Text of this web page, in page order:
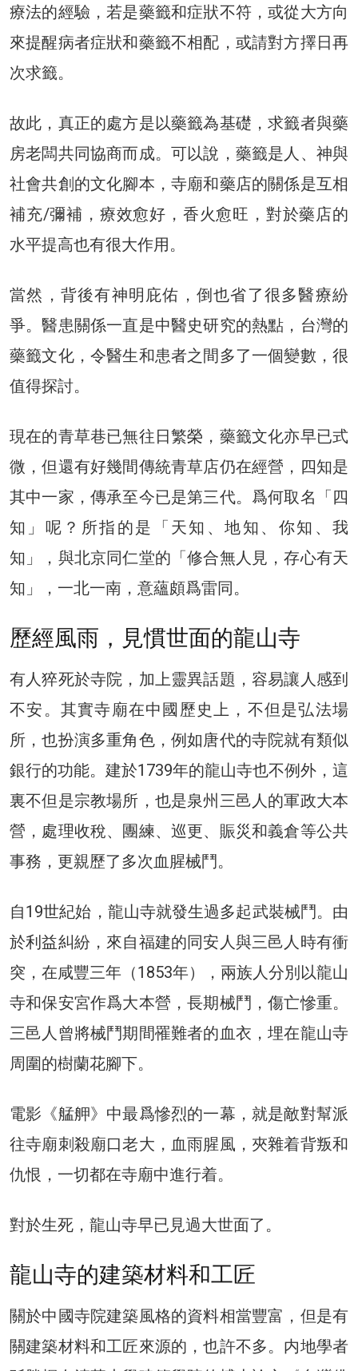
療法的經驗，若是藥籤和症狀不符，或從大方向
來提醒病者症狀和藥籤不相配，或請對方擇日再
次求籤。
故此，真正的處方是以藥籤為基礎，求籤者與藥
房老闆共同協商而成。可以說，藥籤是人、神與
社會共創的文化腳本，寺廟和藥店的關係是互相
補充/彌補，療效愈好，香火愈旺，對於藥店的
水平提高也有很大作用。
當然，背後有神明庇佑，倒也省了很多醫療紛
爭。醫患關係一直是中醫史研究的熱點，台灣的
藥籤文化，令醫生和患者之間多了一個變數，很
值得探討。
現在的青草巷已無往日繁榮，藥籤文化亦早已式
微，但還有好幾間傳統青草店仍在經營，四知是
其中一家，傳承至今已是第三代。爲何取名「四
知」呢？所指的是「天知、地知、你知、我
知」，與北京同仁堂的「修合無人見，存心有天
知」，一北一南，意蘊頗爲雷同。
歷經風雨，見慣世面的龍山寺
有人猝死於寺院，加上靈異話題，容易讓人感到
不安。其實寺廟在中國歷史上，不但是弘法場
所，也扮演多重角色，例如唐代的寺院就有類似
銀行的功能。建於1739年的龍山寺也不例外，這
裏不但是宗教場所，也是泉州三邑人的軍政大本
營，處理收稅、團練、巡更、賑災和義倉等公共
事務，更親歷了多次血腥械鬥。
自19世紀始，龍山寺就發生過多起武裝械鬥。由
於利益糾紛，來自福建的同安人與三邑人時有衝
突，在咸豐三年（1853年），兩族人分別以龍山
寺和保安宮作爲大本營，長期械鬥，傷亡慘重。
三邑人曾將械鬥期間罹難者的血衣，埋在龍山寺
周圍的樹蘭花腳下。
電影《艋舺》中最爲慘烈的一幕，就是敵對幫派
往寺廟刺殺廟口老大，血雨腥風，夾雜着背叛和
仇恨，一切都在寺廟中進行着。
對於生死，龍山寺早已見過大世面了。
龍山寺的建築材料和工匠
關於中國寺院建築風格的資料相當豐富，但是有
關建築材料和工匠來源的，也許不多。内地學者